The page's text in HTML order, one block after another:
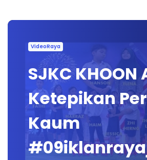
VideoRaya
SJKC KHOON
Ketepikan
Kaum